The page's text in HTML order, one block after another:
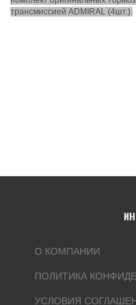
трансмиссией ADMIRAL (4шт.).
О КОМПАНИИ
ПОЛИТИКА
УСЛОВИЯ